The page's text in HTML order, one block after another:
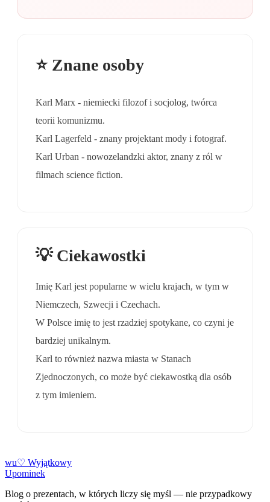
⭐ Znane osoby
Karl Marx - niemiecki filozof i socjolog, twórca
teorii komunizmu.
Karl Lagerfeld - znany projektant mody i fotograf.
Karl Urban - nowozelandzki aktor, znany z ról w
filmach science fiction.
💡 Ciekawostki
Imię Karl jest popularne w wielu krajach, w tym w
Niemczech, Szwecji i Czechach.
W Polsce imię to jest rzadziej spotykane, co czyni je
bardziej unikalnym.
Karl to również nazwa miasta w Stanach
Zjednoczonych, co może być ciekawostką dla osób
z tym imieniem.
wu♡ Wyjątkowy
Upominek
Blog o prezentach, w których liczy się myśl — nie przypadkowy